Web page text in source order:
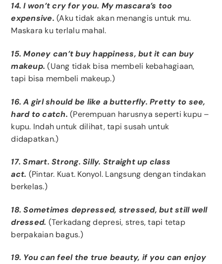
14. I won’t cry for you. My mascara’s too
expensive.(Aku tidak akan menangis untuk mu.
Maskara ku terlalu mahal.
15. Money can’t buy happiness, but it can buy
makeup. (Uang tidak bisa membeli kebahagiaan,
tapi bisa membeli makeup.)
16. A girl should be like a butterfly. Pretty to see,
hard to catch.(Perempuan harusnya seperti kupu –
kupu. Indah untuk dilihat, tapi susah untuk
didapatkan.)
17. Smart. Strong. Silly. Straight up class
act. (Pintar. Kuat. Konyol. Langsung dengan tindakan
berkelas.)
18. Sometimes depressed, stressed, but still well
dressed. (Terkadang depresi, stres, tapi tetap
berpakaian bagus.)
19. You can feel the true beauty, if you can enjoy